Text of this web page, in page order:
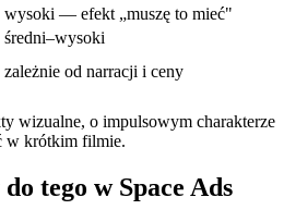
wysoki — efekt „muszę to mieć"
średni–wysoki
zależnie od narracji i ceny
wizualne, o impulsowym charakterze
w krótkim filmie.
tego w Space Ads